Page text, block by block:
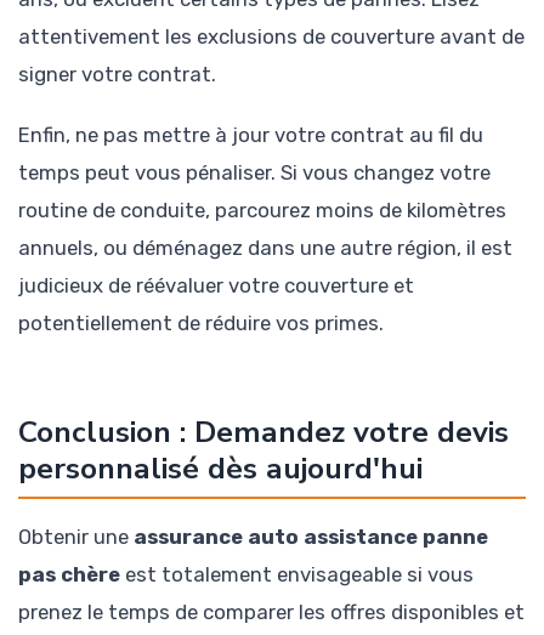
attentivement les exclusions de couverture avant de
signer votre contrat.
Enfin, ne pas mettre à jour votre contrat au fil du
temps peut vous pénaliser. Si vous changez votre
routine de conduite, parcourez moins de kilomètres
annuels, ou déménagez dans une autre région, il est
judicieux de réévaluer votre couverture et
potentiellement de réduire vos primes.
Conclusion : Demandez votre devis
personnalisé dès aujourd'hui
Obtenir une assurance auto assistance panne
pas chère est totalement envisageable si vous
prenez le temps de comparer les offres disponibles et